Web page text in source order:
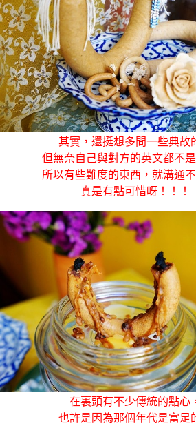
其實，還挺想多問一些典故
但無奈自己與對方的英文都不是
所以有些難度的東西，就溝通不
真是有點可惜呀！！！
在裏頭有不少傳統的點心
也許是因為那個年代是富足